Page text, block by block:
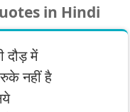
in Hindi
दौड़ में
नहीं है